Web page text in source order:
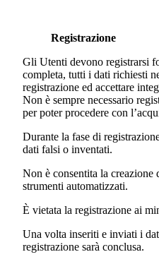
Registrazione
Gli Utenti devono registrarsi
completa, tutti i dati richiesti
registrazione ed accettare
Non è sempre necessario
per poter procedere con
Durante la fase di
dati falsi o inventati.
Non è consentita la
strumenti automatizzati.
È vietata la registrazione ai
Una volta inseriti e inviati i
registrazione sarà conclusa.